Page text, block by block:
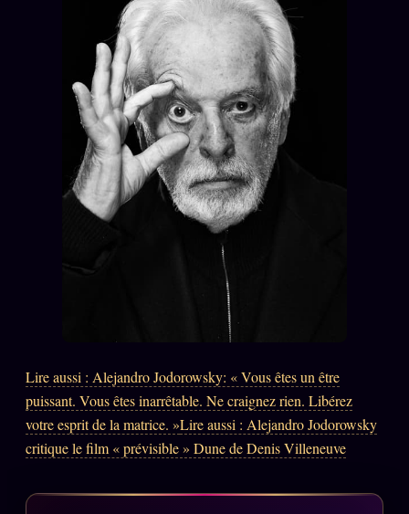
Signatures
Charte éditoriale
Studios
Words RadioFM
PRATIQUE + LÉGAL
Archive complète
Soumettre un tip
Nous écrire
Presse
Business
Lire aussi : Alejandro Jodorowsky: « Vous êtes un être
puissant. Vous êtes inarrêtable. Ne craignez rien. Libérez
votre esprit de la matrice. »Lire aussi : Alejandro Jodorowsky
critique le film « prévisible » Dune de Denis Villeneuve